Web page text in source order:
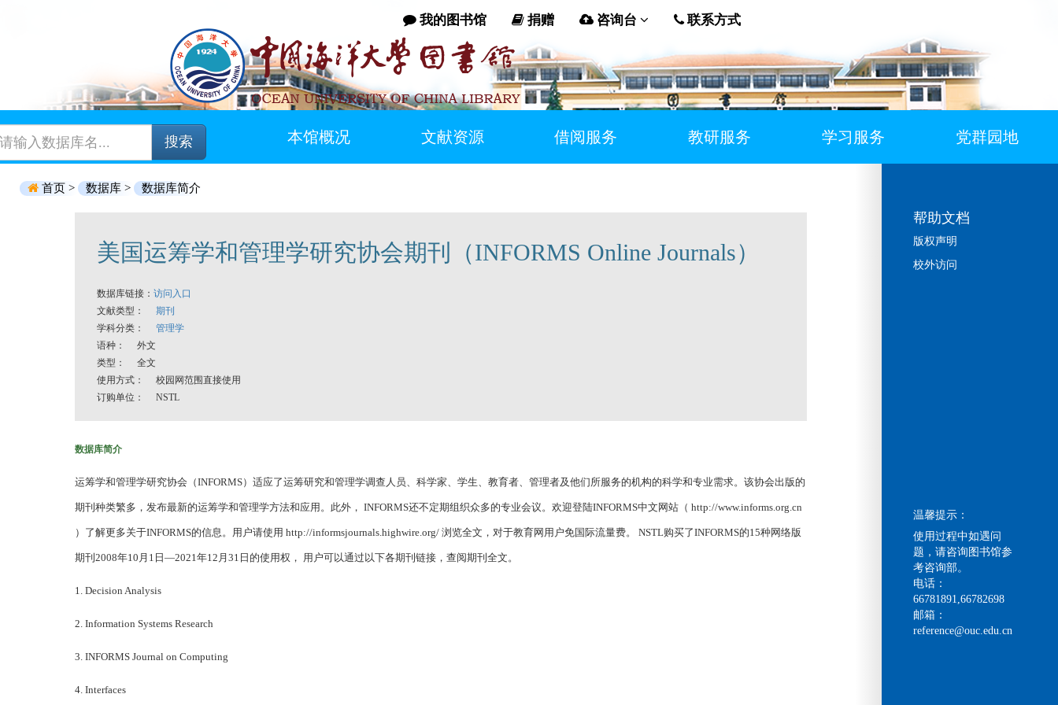
我的图书馆 捐赠 咨询台 联系方式
搜索 本馆概况 文献资源 借阅服务 教研服务 学习服务 党群园地
首页 > 数据库 > 数据库简介
美国运筹学和管理学研究协会期刊（INFORMS Online Journals）
数据库链接： 访问入口
文献类型： 期刊
学科分类： 管理学
语种： 外文
类型： 全文
使用方式： 校园网范围直接使用
订购单位： NSTL
数据库简介
运筹学和管理学研究协会（INFORMS）适应了运筹研究和管理学调查人员、科学家、学生、教育者、管理者及他们所服务的机构的科学和专业需求。该协会出版的
期刊种类繁多，发布最新的运筹学和管理学方法和应用。此外， INFORMS还不定期组织众多的专业会议。欢迎登陆INFORMS中文网站（ http://www.informs.org.cn
）了解更多关于INFORMS的信息。用户请使用 http://informsjournals.highwire.org/ 浏览全文，对于教育网用户免国际流量费。 NSTL购买了INFORMS的15种网络版
期刊2008年10月1日—2021年12月31日的使用权， 用户可以通过以下各期刊链接，查阅期刊全文。
1. Decision Analysis
2. Information Systems Research
3. INFORMS Journal on Computing
4. Interfaces
帮助文档
版权声明
校外访问
温馨提示：
使用过程中如遇问
题，请咨询图书馆参
考咨询部。
电话：
66781891,66782698
邮箱：
reference@ouc.edu.cn